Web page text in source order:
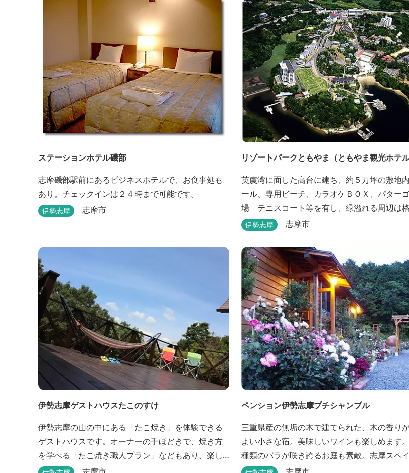
で、特別なリゾートのひとときを。
ステーションホテル磯部
志摩磯部駅前にあるビジネスホテルで、お食事処も
あり。チェックインは２４時まで可能です。
伊勢志摩 志摩市
リゾートパークともやま（ともやま観光ホテル
英虞湾に面した高台に建ち、約５万坪の敷地
ール、専用ビーチ、カラオケＢＯＸ、パター
場 テニスコート等を有し、緑溢れる周辺は
サイクリングコースです。お料理は新鮮な海の
酷鍋会席、松茸料理（秋）等グルメ志向の方に
です。夏には野外バーベキューも毎晩行ない
伊勢志摩 志摩市
伊勢志摩ゲストハウスたこのすけ
伊勢志摩の山の中にある「たこ焼き」を体験できる
ゲストハウスです。オーナーの手ほどきで、焼き方
を学べる「たこ焼き職人プラン」などもあり、楽し
い滞在になりそうです。
ペンション伊勢志摩プチシャンブル
三重県産の無垢の木で建てられた、木の香り
よい小さな宿。美味しいワインも楽しめます
種類のバラが咲き誇るお庭も素敵。志摩スペ
へ約6キロと観光にも便利です。